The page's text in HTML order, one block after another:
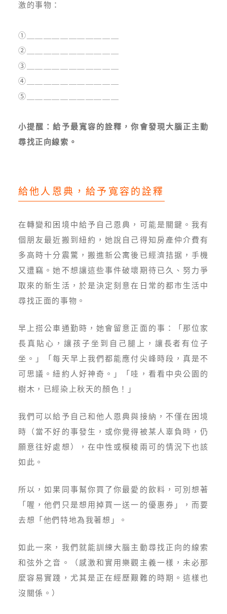
激的事物：
➀＿＿＿＿＿＿＿＿＿＿＿
➁＿＿＿＿＿＿＿＿＿＿＿
➂＿＿＿＿＿＿＿＿＿＿＿
➃＿＿＿＿＿＿＿＿＿＿＿
➄＿＿＿＿＿＿＿＿＿＿＿
小提醒：給予最寬容的詮釋，你會發現大腦正主動
尋找正向線索。
給他人恩典，給予寬容的詮釋
在轉變和困境中給予自己恩典，可能是關鍵。我有
個朋友最近搬到紐約，她說自己得知房產仲介費有
多高時十分震驚，搬進新公寓後已經濟拮据，手機
又遭竊。她不想讓這些事件破壞期待已久、努力爭
取來的新生活，於是決定刻意在日常的都市生活中
尋找正面的事物。
早上搭公車通勤時，她會留意正面的事：「那位家
長真貼心，讓孩子坐到自己腿上，讓長者有位子
坐。」「每天早上我們都能應付尖峰時段，真是不
可思議。紐約人好神奇。」「哇，看看中央公園的
樹木，已經染上秋天的顏色！」
我們可以給予自己和他人恩典與接納，不僅在困境
時（當不好的事發生，或你覺得被某人辜負時，仍
願意往好處想），在中性或模稜兩可的情況下也該
如此。
所以，如果同事幫你買了你最愛的飲料，可別想著
「喔，他們只是想用掉買一送一的優惠券」，而要
去想「他們特地為我著想」。
如此一來，我們就能訓練大腦主動尋找正向的線索
和弦外之音。（感激和實用樂觀主義一樣，未必那
麼容易實踐，尤其是正在經歷艱難的時期。這樣也
沒關係。）